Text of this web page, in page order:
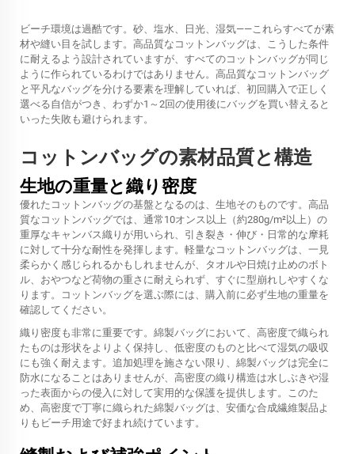
ビーチ環境は過酷です。砂、塩水、日光、湿気——これらすべてが素
材や縫い目を試します。高品質なコットンバッグは、こうした条件
に耐えるよう設計されていますが、すべてのコットンバッグが同じ
ように作られているわけではありません。高品質なコットンバッグ
と平凡なバッグを分ける要素を理解していれば、初回購入で正しく
選べる自信がつき、わずか1～2回の使用後にバッグを買い替えると
いった失敗も避けられます。
コットンバッグの素材品質と構造
生地の重量と織り密度
優れたコットンバッグの基盤となるのは、生地そのものです。高品
質なコットンバッグでは、通常10オンス以上（約280g/m²以上）の
重厚なキャンバス織りが用いられ、引き裂き・伸び・日常的な摩耗
に対して十分な耐性を発揮します。軽量なコットンバッグは、一見
柔らかく感じられるかもしれませんが、タオルや日焼け止めのボト
ル、おやつなど荷物の重さに耐えられず、すぐに型崩れしやすくな
ります。コットンバッグを選ぶ際には、購入前に必ず生地の重量を
確認してください。
織り密度も非常に重要です。綿製バッグにおいて、高密度で織られ
たものは形状をよりよく保持し、低密度のものと比べて湿気の吸収
にも強く耐えます。追加処理を施さない限り、綿製バッグは完全に
防水になることはありませんが、高密度の織り構造は水しぶきや湿
った表面からの侵入に対して実用的な保護を提供します。このた
め、高密度で丁寧に織られた綿製バッグは、安価な合成繊維製品よ
りもビーチ用途で好まれ続けています。